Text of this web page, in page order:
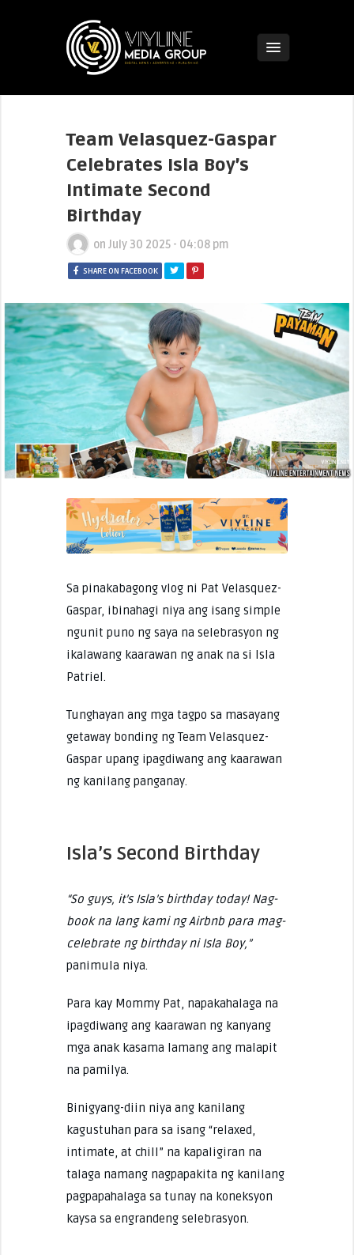
Team Velasquez-Gaspar
Celebrates Isla Boy’s
Intimate Second
Birthday
on July 30 2025 - 04:08 pm
SHARE ON FACEBOOK
Sa pinakabagong vlog ni Pat Velasquez-
Gaspar, ibinahagi niya ang isang simple
ngunit puno ng saya na selebrasyon ng
ikalawang kaarawan ng anak na si Isla
Patriel.
Tunghayan ang mga tagpo sa masayang
getaway bonding ng Team Velasquez-
Gaspar upang ipagdiwang ang kaarawan
ng kanilang panganay.
Isla’s Second Birthday
“So guys, it’s Isla’s birthday today! Nag-
book na lang kami ng Airbnb para mag-
celebrate ng birthday ni Isla Boy,”
panimula niya.
Para kay Mommy Pat, napakahalaga na
ipagdiwang ang kaarawan ng kanyang
mga anak kasama lamang ang malapit
na pamilya.
Binigyang-diin niya ang kanilang
kagustuhan para sa isang “relaxed,
intimate, at chill” na kapaligiran na
talaga namang nagpapakita ng kanilang
pagpapahalaga sa tunay na koneksyon
kaysa sa engrandeng selebrasyon.